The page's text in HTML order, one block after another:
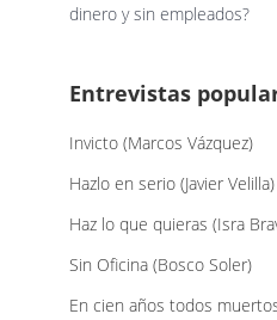
dinero y sin empleados?
Entrevistas
Invicto (Marcos Vázquez)
Hazlo en serio (Javier Velilla)
Haz lo que quieras (Isra
Sin Oficina (Bosco Soler)
En cien años todos